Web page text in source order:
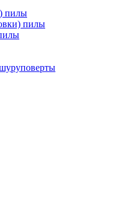
пилы
пилы